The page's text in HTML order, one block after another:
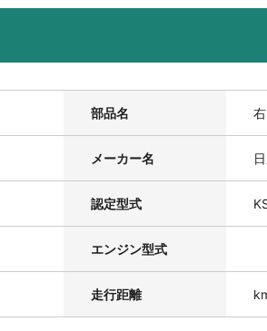
部品名
メーカー名
認定型式
エンジン型式
走行距離